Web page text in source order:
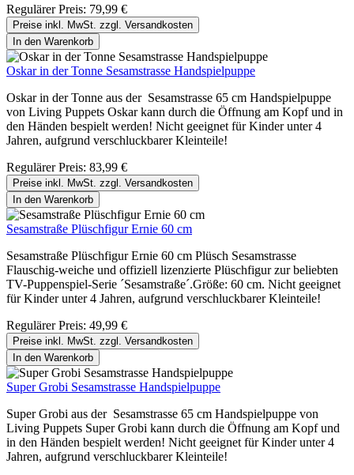
Regulärer Preis: 79,99 €
Preise inkl. MwSt. zzgl. Versandkosten
In den Warenkorb
Oskar in der Tonne Sesamstrasse Handspielpuppe
Oskar in der Tonne aus der Sesamstrasse 65 cm Handspielpuppe
von Living Puppets Oskar kann durch die Öffnung am Kopf und in
den Händen bespielt werden! Nicht geeignet für Kinder unter 4
Jahren, aufgrund verschluckbarer Kleinteile!
Regulärer Preis: 83,99 €
Preise inkl. MwSt. zzgl. Versandkosten
In den Warenkorb
Sesamstraße Plüschfigur Ernie 60 cm
Sesamstraße Plüschfigur Ernie 60 cm Plüsch Sesamstrasse
Flauschig-weiche und offiziell lizenzierte Plüschfigur zur beliebten
TV-Puppenspiel-Serie ´Sesamstraße´.Größe: 60 cm. Nicht geeignet
für Kinder unter 4 Jahren, aufgrund verschluckbarer Kleinteile!
Regulärer Preis: 49,99 €
Preise inkl. MwSt. zzgl. Versandkosten
In den Warenkorb
Super Grobi Sesamstrasse Handspielpuppe
Super Grobi aus der Sesamstrasse 65 cm Handspielpuppe von
Living Puppets Super Grobi kann durch die Öffnung am Kopf und
in den Händen bespielt werden! Nicht geeignet für Kinder unter 4
Jahren, aufgrund verschluckbarer Kleinteile!